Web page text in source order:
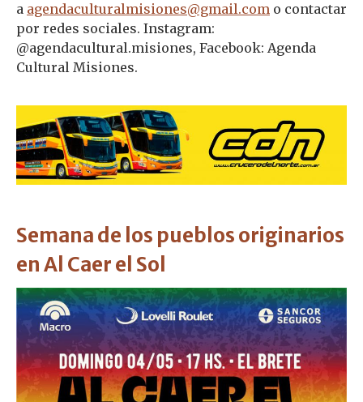
a agendaculturalmisiones@gmail.com o contactar
por redes sociales. Instagram:
@agendacultural.misiones, Facebook: Agenda
Cultural Misiones.
Semana de los pueblos originarios
en Al Caer el Sol